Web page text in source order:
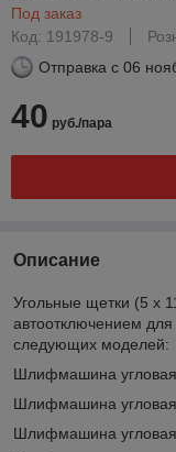
Под заказ
Код: 191978-9
Отправка с 06
40 руб./пара
Описание
Угольные щетки (5 х
автоотключением
следующих моделей:
Шлифмашина угловая
Шлифмашина
Шлифмашина